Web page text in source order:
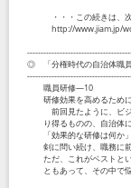
・・・この続きは、次
http://www.jiam.jp/
◎ 「分権時代の自治体職
職員研修―10
研修効果を高めるために
前回見たように、ビジ
り得るものの、自治体に
「効果的な研修は何か」
剣に問い続け、職務に前
ただ、これがベストとい
ともあって、その中で悩